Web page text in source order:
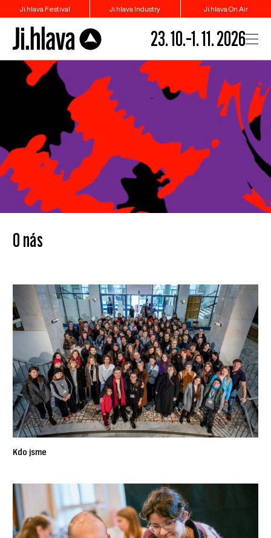
Ji.hlava Festival Ji.hlava Industry Ji.hlava On Air
23. 10.–1. 11. 2026
O nás
Kdo jsme